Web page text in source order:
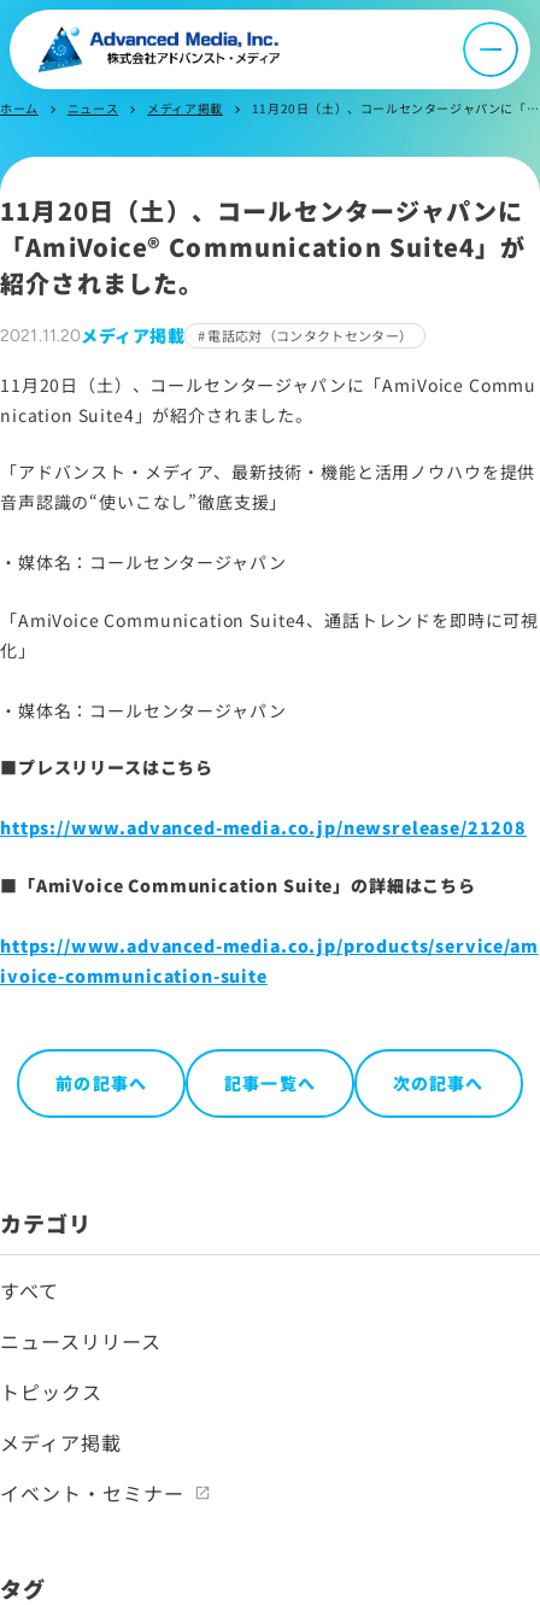
会社案内
オウンドメディア
ニュース
採用情報
サイトマップ
情報セキュリティポリシー
メールマガジン
ホーム chevron_right ニュース chevron_right メディア掲載 chevron_right 11月20日（土）、コールセンタージャパンに「AmiVoice® Communication Suite4」が紹介されました。
11月20日（土）、コールセンタージャパンに
「AmiVoice® Communication Suite4」が
紹介されました。
2021.11.20メディア掲載 電話応対（コンタクトセンター）
11月20日（土）、コールセンタージャパンに「AmiVoice Commu
nication Suite4」が紹介されました。
「アドバンスト・メディア、最新技術・機能と活用ノウハウを提供
音声認識の“使いこなし”徹底支援」
・媒体名：コールセンタージャパン
「AmiVoice Communication Suite4、通話トレンドを即時に可視
化」
・媒体名：コールセンタージャパン
■プレスリリースはこちら
https://www.advanced-media.co.jp/newsrelease/21208
■「AmiVoice Communication Suite」の詳細はこちら
https://www.advanced-media.co.jp/products/service/am
ivoice-communication-suite
前の記事へ 記事一覧へ 次の記事へ
カテゴリ
すべて
ニュースリリース
トピックス
メディア掲載
イベント・セミナー
タグ